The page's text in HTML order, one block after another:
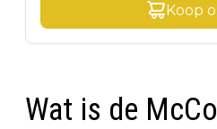
Koop
Wat is de